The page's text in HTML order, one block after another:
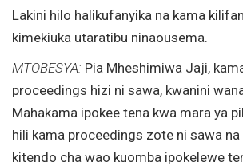
Lakini hilo halikufanyika na kama
kimekiuka utaratibu ninaousema.
MTOBESYA: Pia Mheshimiwa Jaji,
proceedings hizi ni sawa, kwanini
Mahakama ipokee tena kwa mara ya
hili kama proceedings zote ni sawa na
kitendo cha wao kuomba ipokelewe